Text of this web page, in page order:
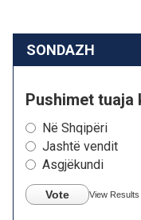
SONDAZH
Pushimet tuaja
Në Shqipëri
Jashtë vendit
Asgjëkundi
Vote View Results